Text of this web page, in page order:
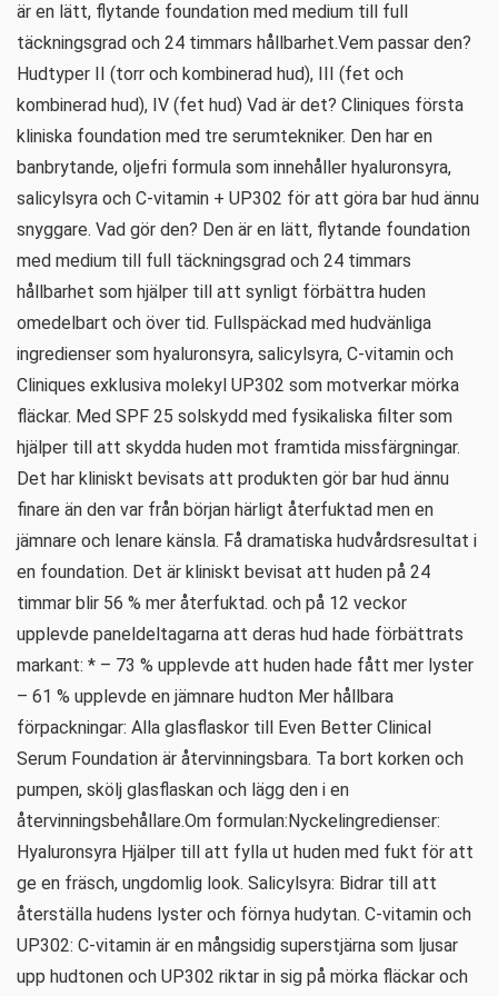
är en lätt, flytande foundation med medium till full
täckningsgrad och 24 timmars hållbarhet.Vem passar den?
Hudtyper II (torr och kombinerad hud), III (fet och
kombinerad hud), IV (fet hud) Vad är det? Cliniques första
kliniska foundation med tre serumtekniker. Den har en
banbrytande, oljefri formula som innehåller hyaluronsyra,
salicylsyra och C-vitamin + UP302 för att göra bar hud ännu
snyggare. Vad gör den? Den är en lätt, flytande foundation
med medium till full täckningsgrad och 24 timmars
hållbarhet som hjälper till att synligt förbättra huden
omedelbart och över tid. Fullspäckad med hudvänliga
ingredienser som hyaluronsyra, salicylsyra, C-vitamin och
Cliniques exklusiva molekyl UP302 som motverkar mörka
fläckar. Med SPF 25 solskydd med fysikaliska filter som
hjälper till att skydda huden mot framtida missfärgningar.
Det har kliniskt bevisats att produkten gör bar hud ännu
finare än den var från början härligt återfuktad men en
jämnare och lenare känsla. Få dramatiska hudvårdsresultat i
en foundation. Det är kliniskt bevisat att huden på 24
timmar blir 56 % mer återfuktad. och på 12 veckor
upplevde paneldeltagarna att deras hud hade förbättrats
markant: * – 73 % upplevde att huden hade fått mer lyster
– 61 % upplevde en jämnare hudton Mer hållbara
förpackningar: Alla glasflaskor till Even Better Clinical
Serum Foundation är återvinningsbara. Ta bort korken och
pumpen, skölj glasflaskan och lägg den i en
återvinningsbehållare.Om formulan:Nyckelingredienser:
Hyaluronsyra Hjälper till att fylla ut huden med fukt för att
ge en fräsch, ungdomlig look. Salicylsyra: Bidrar till att
återställa hudens lyster och förnya hudytan. C-vitamin och
UP302: C-vitamin är en mångsidig superstjärna som ljusar
upp hudtonen och UP302 riktar in sig på mörka fläckar och